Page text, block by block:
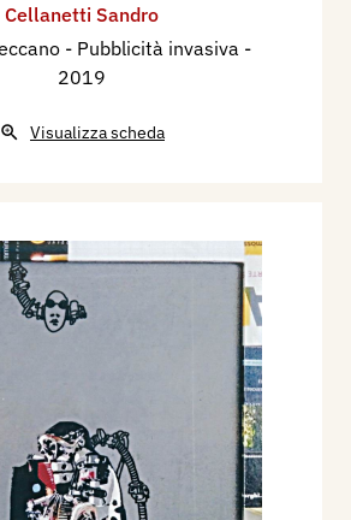
Cellanetti Sandro
- Pubblicità invasiva -
2019
Visualizza scheda